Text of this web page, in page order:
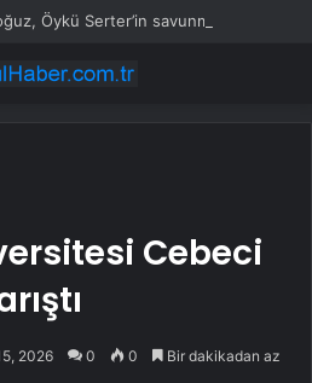
Cebeci
2026 0 0 Bir dakikadan az